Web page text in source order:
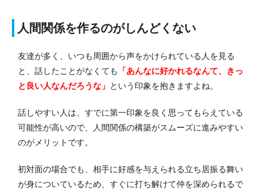
人間関係を作るのがしんどくない
友達が多く、いつも周囲から声をかけられている人を見る
と、話したことがなくても
「あんなに好かれるなんて、きっ
と良い人なんだろうな」 という印象を抱きますよね。
話しやすい人は、すでに第一印象を良く思ってもらえている
可能性が高いので、人間関係の構築がスムーズに進みやすい
のがメリットです。
初対面の場合でも、相手に好感を与えられる立ち居振る舞い
が身についているため、すぐに打ち解けて仲を深められるで